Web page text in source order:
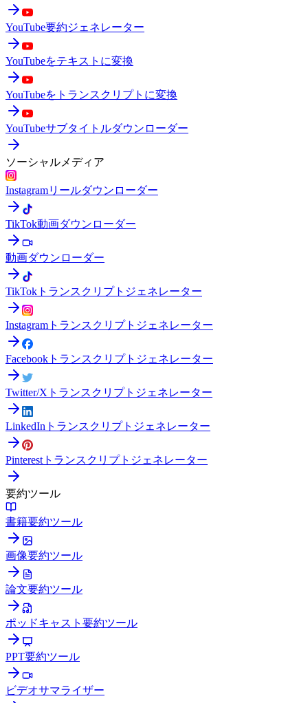
YouTube要約ジェネレーター
YouTubeをテキストに変換
YouTubeをトランスクリプトに変換
YouTubeサブタイトルダウンローダー
ソーシャルメディア
Instagramリールダウンローダー
TikTok動画ダウンローダー
動画ダウンローダー
TikTokトランスクリプトジェネレーター
Instagramトランスクリプトジェネレーター
Facebookトランスクリプトジェネレーター
Twitter/Xトランスクリプトジェネレーター
LinkedInトランスクリプトジェネレーター
Pinterestトランスクリプトジェネレーター
要約ツール
書籍要約ツール
画像要約ツール
論文要約ツール
ポッドキャスト要約ツール
PPT要約ツール
ビデオサマライザー